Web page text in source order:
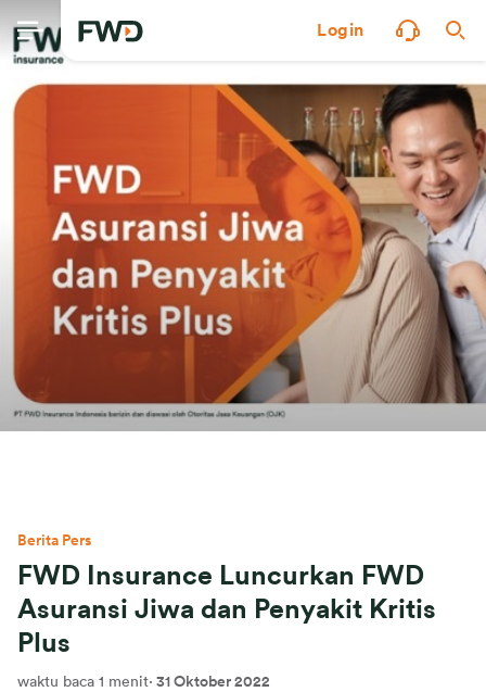
Login
Berita Pers
FWD Insurance Luncurkan FWD
Asuransi Jiwa dan Penyakit Kritis
Plus
waktu baca 1 menit· 31 Oktober 2022